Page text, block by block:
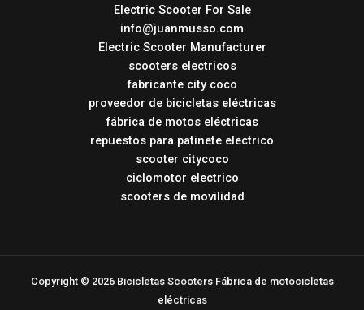
Electric Scooter For Sale
info@juanmusso.com
Electric Scooter Manufacturer
scooters electricos
fabricante city coco
proveedor de bicicletas eléctricas
fábrica de motos eléctricas
repuestos para patinete electrico
scooter citycoco
ciclomotor electrico
scooters de movilidad
Copyright © 2026 Bicicletas Scooters Fábrica de motocicletas
eléctricas